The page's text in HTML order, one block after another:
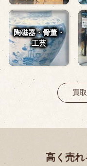
陶磁器・骨董・
工芸
買
高く売れ